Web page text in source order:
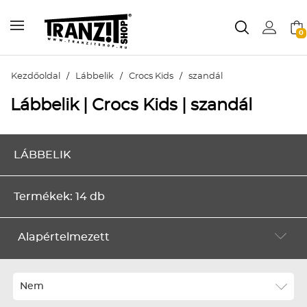
0
Kezdőoldal / Lábbelik / Crocs Kids / szandál
Lábbelik | Crocs Kids | szandál
LÁBBELIK
Termékek: 14 db
Alapértelmezett
Alapértelmezett
Legújabbak
Nem